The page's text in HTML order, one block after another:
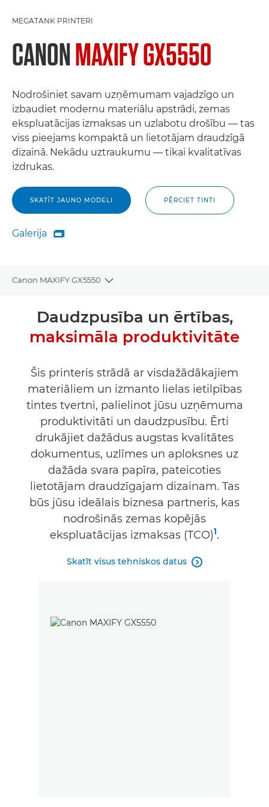
MEGATANK PRINTERI
CANONMAXIFY GX5550
Nodrošiniet savam uzņēmumam vajadzīgo un
izbaudiet modernu materiālu apstrādi, zemas
ekspluatācijas izmaksas un uzlabotu drošību — tas
viss pieejams kompaktā un lietotājam draudzīgā
dizainā. Nekādu uztraukumu — tikai kvalitatīvas
izdrukas.
SKATĪT JAUNO MODELI PĒRCIET TINTI
Galerija
Galerija

Canon MAXIFY GX5550
Toggle breadcrumbs
Pārskats
Tehniskie dati
PĒRCIET TINTI
Daudzpusība un ērtības,
maksimāla produktivitāte
Šis printeris strādā ar visdažādākajiem
materiāliem un izmanto lielas ietilpības
tintes tvertni, palielinot jūsu uzņēmuma
produktivitāti un daudzpusību. Ērti
drukājiet dažādus augstas kvalitātes
dokumentus, uzlīmes un aploksnes uz
dažāda svara papīra, pateicoties
lietotājam draudzīgajam dizainam. Tas
būs jūsu ideālais biznesa partneris, kas
nodrošinās zemas kopējās
ekspluatācijas izmaksas (TCO)1.
Skatīt visus tehniskos datus 